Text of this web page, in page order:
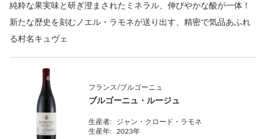
純粋な果実味と研ぎ澄まされたミネラル、伸びやかな酸が一体！
新たな歴史を刻むノエル・ラモネが送り出す、精密で気品あふれ
る村名キュヴェ
フランス/ブルゴーニュ
ブルゴーニュ・ルージュ
生産者:
ジャン・クロード・ラモネ
生産年:
2023年